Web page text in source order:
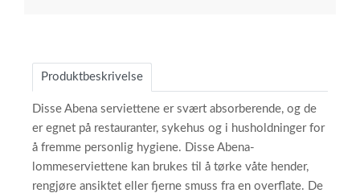
Produktbeskrivelse
Disse Abena serviettene er svært absorberende, og de
er egnet på restauranter, sykehus og i husholdninger for
å fremme personlig hygiene. Disse Abena-
lommeserviettene kan brukes til å tørke våte hender,
rengjøre ansiktet eller fjerne smuss fra en overflate. De